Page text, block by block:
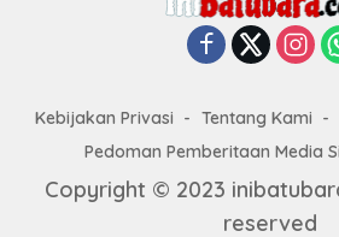
Kebijakan Privasi Tentang Kami
Pedoman Pemberitaan Media
Copyright © 2023
reserved